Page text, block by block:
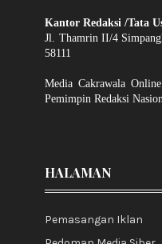
Kantor Redaksi /Tata
Jl. Thamrin II/4
58111
Media Cakrawala
Pemimpin Redaksi
HALAMAN
Pemasangan Iklan